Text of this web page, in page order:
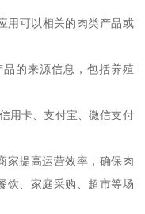
用可以相关的肉类产品或
的来源信息，包括养殖
用卡、支付宝、微信支付
家提高运营效率，确保肉
饮、家庭采购、超市等场